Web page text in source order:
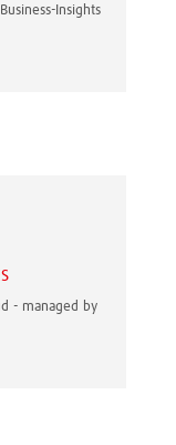
Insights
- managed by